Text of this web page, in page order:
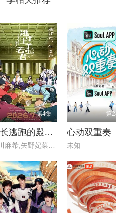
第4集
擅长逃跑的殿下 第二季
结川麻希,矢野妃菜喜,日野麻里,
第
心动双重奏
未知